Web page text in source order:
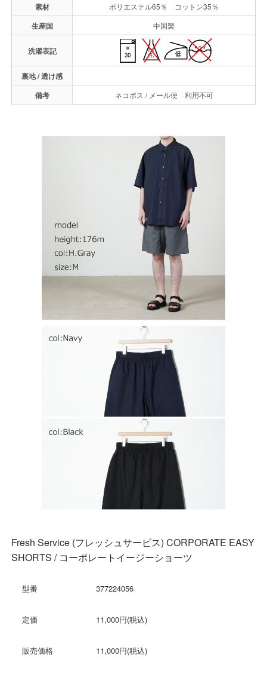
素材 ポリエステル65％ コットン35％
生産国 中国製
洗濯表記
裏地 / 透け感
備考
ネコポス / メール便 利用不可
Fresh Service (フレッシュサービス) CORPORATE EASY
SHORTS / コーポレートイージーショーツ
型番 377224056
定価 11,000円(税込)
販売価格 11,000円(税込)